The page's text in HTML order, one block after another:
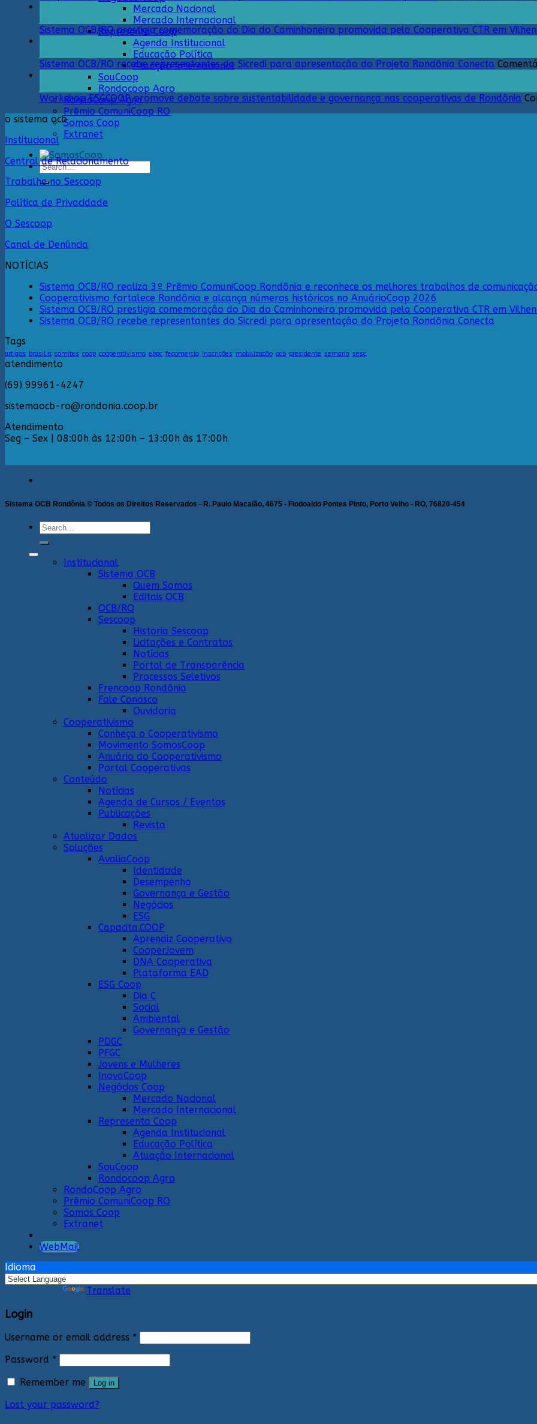
Mercado Nacional
Mercado Internacional
Representa Coop
Agenda Institucional
Educação Política
Atuação Internacional
SouCoop
Rondocoop Agro
RondoCoop Agro
Prêmio ComuniCoop RO
Somos Coop
Extranet
Search
for:
Sistema OCB/RO prestigia comemoração do Dia do Caminhoneiro promovida pela Cooperativa CTR em
Sistema OCB/RO recebe representantes do Sicredi para apresentação do Projeto Rondônia Conecta
Workshop ESGCOOP promove debate sobre sustentabilidade e governança nas cooperativas de Rondônia
o sistema ocb
Institucional
Central de Relacionamento
Trabalhe no Sescoop
Política de Privacidade
O Sescoop
Canal de Denúncia
NOTÍCIAS
Sistema OCB/RO realiza 3º Prêmio ComuniCoop Rondônia e reconhece os melhores trabalhos de
Cooperativismo fortalece Rondônia e alcança números históricos no AnuárioCoop 2026
Sistema OCB/RO prestigia comemoração do Dia do Caminhoneiro promovida pela Cooperativa CTR em
Sistema OCB/RO recebe representantes do Sicredi para apresentação do Projeto Rondônia Conecta
Tags
artigos brasilia comites coop cooperativismo ebpc fecomercio Inscrições mobilização ocb presidente semana sesc
atendimento
(69) 99961-4247
sistemaocb-ro@rondonia.coop.br
Atendimento
Seg – Sex | 08:00h às 12:00h – 13:00h às 17:00h
Sistema OCB Rondônia © Todos os Direitos Reservados - R. Paulo Macalão, 4675 - Flodoaldo Pontes Pinto, Porto Velho - RO, 76820-454
Search
for:
Institucional
Sistema OCB
Quem Somos
Editais OCB
OCB/RO
Sescoop
Historia Sescoop
Licitações e Contratos
Notícias
Portal de Transparência
Processos Seletivos
Frencoop Rondônia
Fale Conosco
Ouvidoria
Cooperativismo
Conheça o Cooperativismo
Movimento SomosCoop
Anuário do Cooperativismo
Portal Cooperativas
Conteúdo
Notícias
Agenda de Cursos / Eventos
Publicações
Revista
Atualizar Dados
Soluções
AvaliaCoop
Identidade
Desempenho
Governança e Gestão
Negócios
ESG
Capacita.COOP
Aprendiz Cooperativo
CooperJovem
DNA Cooperativa
Plataforma EAD
ESG Coop
Dia C
Social
Ambiental
Governança e Gestão
PDGC
PFGC
Jovens e Mulheres
InovaCoop
Negócios Coop
Mercado Nacional
Mercado Internacional
Representa Coop
Agenda Institucional
Educação Política
Atuação Internacional
SouCoop
Rondocoop Agro
RondoCoop Agro
Prêmio ComuniCoop RO
Somos Coop
Extranet
WebMail
Idioma
Translate
Login
Username or email address *
Password *
Remember me
Log in
Lost your password?